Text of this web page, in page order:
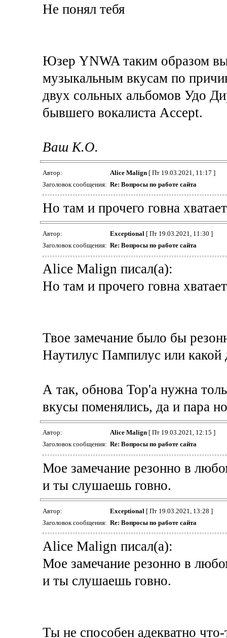
Не понял тебя
Юзер YNWA таким образом
музыкальным вкусам по
двух сольных альбомов Удо
бывшего вокалиста Accept.
Ваш К.О.
Автор: Alice Malign[ Пт 19.03.2021, 11:17 ]
Заголовок сообщения: Re: Вопросы по работе сайта
Но там и прочего говна
Автор: Exceptional[ Пт 19.03.2021, 11:30 ]
Заголовок сообщения: Re: Вопросы по работе сайта
Alice Malign писал(а):
Но там и прочего говна
Твое замечание было бы
Наутилус Пампилус или какой
А так, обнова Тор'а нужна
вкусы поменялись, да и пара
Автор: Alice Malign[ Пт 19.03.2021, 12:15 ]
Заголовок сообщения: Re: Вопросы по работе сайта
Мое замечание резонно в
и ты слушаешь говно.
Автор: Exceptional [ Пт 19.03.2021, 13:28 ]
Заголовок сообщения: Re: Вопросы по работе сайта
Alice Malign писал(а):
Мое замечание резонно в
и ты слушаешь говно.
Ты не способен адекватно